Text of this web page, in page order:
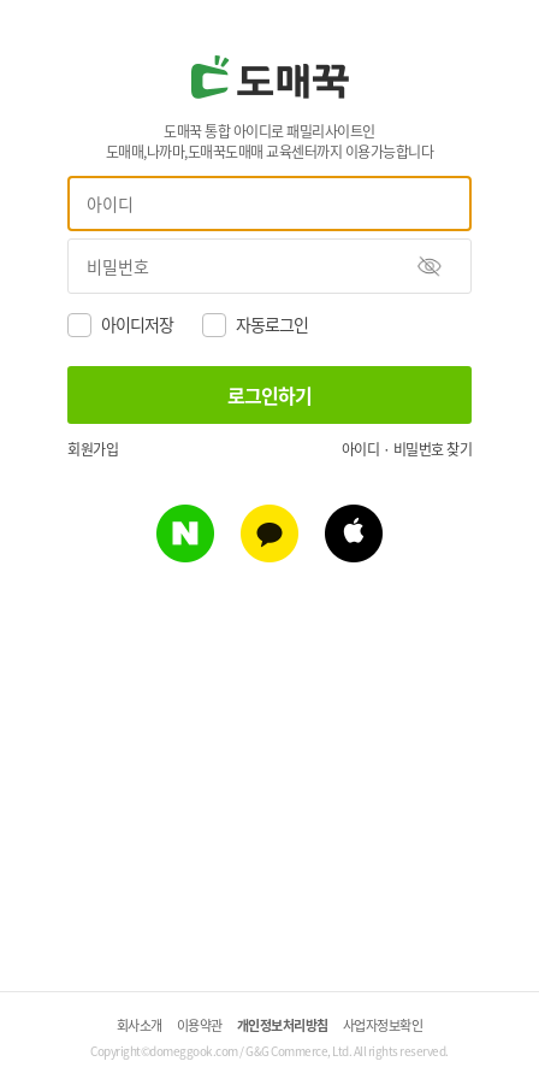
도매꾹 통합 아이디로 패밀리사이트인
도매매,나까마,도매꾹도매매 교육센터까지 이용가능합니다
아이디저장 자동로그인
회원가입 아이디 · 비밀번호 찾기
회사소개 이용약관 개인정보처리방침 사업자정보확인
Copyright©domeggook.com / G&G Commerce, Ltd. All rights reserved.